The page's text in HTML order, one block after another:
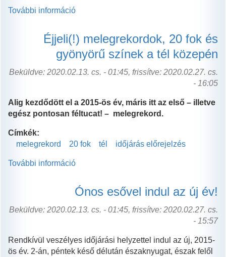
További információ
a
tél
a
szerint
kapcsolatosan
Éjjeli(!) melegrekordok, 20 fok és
gyönyörű színek a tél közepén
Beküldve: 2020.02.13. cs. - 01:45, frissítve: 2020.02.27. cs.
- 16:05
Alig kezdődött el a 2015-ös év, máris itt az első – illetve
egész pontosan féltucat! – melegrekord.
Címkék:
melegrekord
20 fok tél időjárás előrejelzés
További információ
20
fok
és
a
tél
Ónos esővel indul az új év!
Beküldve: 2020.02.13. cs. - 01:45, frissítve: 2020.02.27. cs.
- 15:57
Rendkívül veszélyes időjárási helyzettel indul az új, 2015-
ös év. 2-án, péntek késő délután északnyugat, észak felől